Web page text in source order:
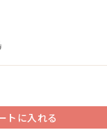
トに入れる